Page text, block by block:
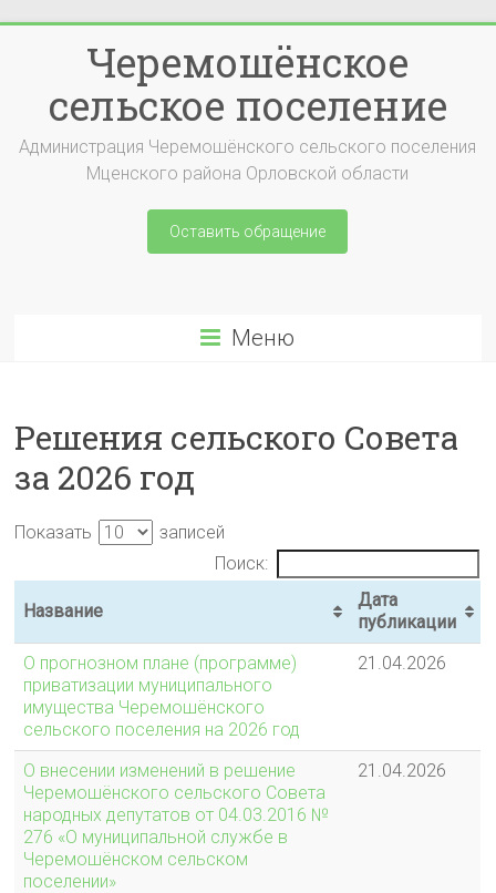
содержимомуЧеремошёнское
сельское поселение
Администрация Черемошёнского сельского поселения
Мценского района Орловской области
Оставить обращение
Меню
Решения сельского Совета
за 2026 год
Показать
записей
Поиск:
Название
Дата
публикации
О прогнозном плане (программе)
приватизации муниципального
имущества Черемошёнского
сельского поселения на 2026 год
21.04.2026
О внесении изменений в решение
Черемошёнского сельского Совета
народных депутатов от 04.03.2016 №
276 «О муниципальной службе в
Черемошёнском сельском
поселении»
21.04.2026